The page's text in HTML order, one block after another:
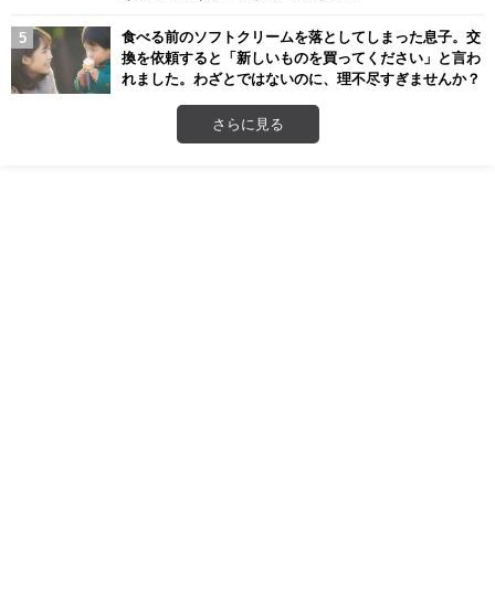
食べる前のソフトクリームを落としてしまった息子。交
換を依頼すると「新しいものを買ってください」と言わ
れました。わざとではないのに、理不尽すぎませんか？
さらに見る